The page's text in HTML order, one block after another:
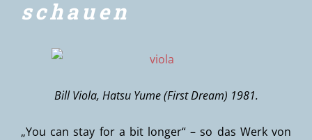
schauen
Bill Viola, Hatsu Yume (First Dream) 1981.
„You can stay for a bit longer“ – so das Werk von